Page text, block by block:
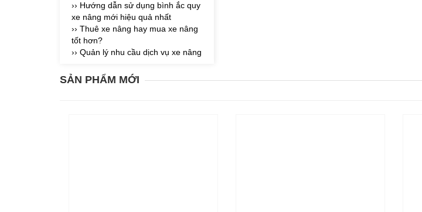
›› Hướng dẫn sử dụng bình ắc quy
xe nâng mới hiệu quả nhất
›› Thuê xe nâng hay mua xe nâng
tốt hơn?
›› Quản lý nhu cầu dịch vụ xe nâng
SẢN PHẨM MỚI